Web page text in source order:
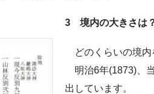
3 境内の大きさは
どのくらいの境内
明治6年(1873)、
出しています。